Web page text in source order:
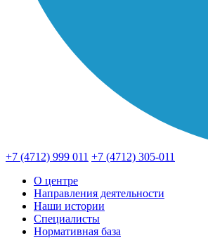
+7 (4712) 999 011 +7 (4712) 305-011
О центре
Направления деятельности
Наши истории
Специалисты
Нормативная база